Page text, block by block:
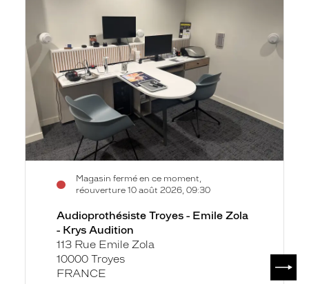
Zola
-
Krys
Audition
Magasin fermé en ce moment,
réouverture 10 août 2026, 09:30
Audioprothésiste Troyes - Emile Zola
- Krys Audition
113 Rue Emile Zola
10000 Troyes
FRANCE